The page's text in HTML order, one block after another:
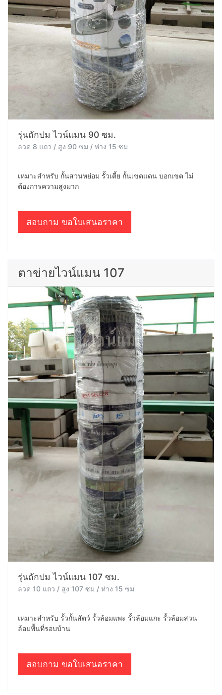
รุ่นถักปม ไวน์แมน 90 ซม.
ลวด 8 แถว / สูง 90 ซม / ห่าง 15 ซม
เหมาะสำหรับ กั้นสวนหย่อม รั้วเตี้ย กั้นเขตแดน บอกเขต ไม่
ต้องการความสูงมาก
สอบถาม ขอใบเสนอราคา
ตาข่ายไวน์แมน 107
รุ่นถักปม ไวน์แมน 107 ซม.
ลวด 10 แถว / สูง 107 ซม / ห่าง 15 ซม
เหมาะสำหรับ รั้วกั้นสัตว์ รั้วล้อมแพะ รั้วล้อมแกะ รั้วล้อมสวน
ล้อมพื้นที่รอบบ้าน
สอบถาม ขอใบเสนอราคา